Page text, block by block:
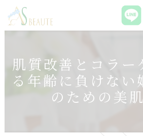
肌質改善とコラー
る年齢に負けない
のための美